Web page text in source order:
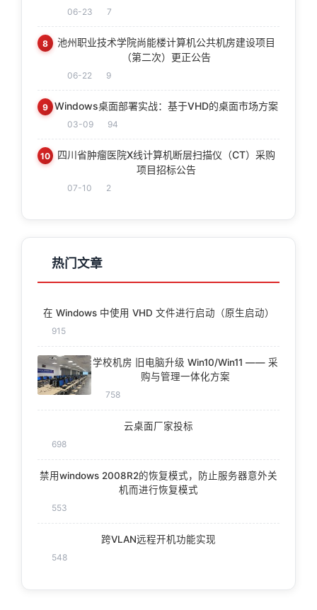
06-23 7
8
池州职业技术学院尚能楼计算机公共机房建设项目
（第二次）更正公告
06-22 9
9 Windows桌面部署实战：基于VHD的桌面市场方案
03-09 94
10
四川省肿瘤医院X线计算机断层扫描仪（CT）采购
项目招标公告
07-10 2
热门文章
在 Windows 中使用 VHD 文件进行启动（原生启动）
915
学校机房 旧电脑升级 Win10/Win11 —— 采
购与管理一体化方案
758
云桌面厂家投标
698
禁用windows 2008R2的恢复模式，防止服务器意外关
机而进行恢复模式
553
跨VLAN远程开机功能实现
548